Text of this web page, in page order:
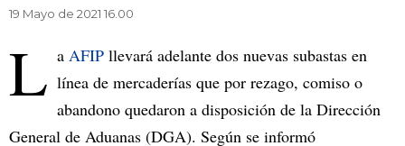
19 Mayo de 2021 16.00
L a AFIP llevará adelante dos nuevas subastas en
línea de mercaderías que por rezago, comiso o
abandono quedaron a disposición de la Dirección
General de Aduanas (DGA). Según se informó